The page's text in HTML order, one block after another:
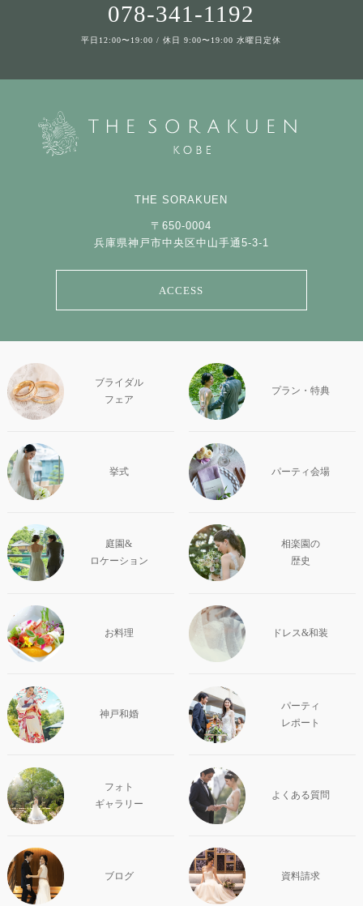
078-341-1192
平日12:00〜19:00 / 休日 9:00〜19:00 水曜日定休
THE SORAKUEN
〒650-0004
兵庫県神戸市中央区中山手通5-3-1
ACCESS
ブライダル
フェア
プラン・特典
挙式 パーティ会場
庭園&
ロケーション
相楽園の
歴史
お料理 ドレス&和装
神戸和婚
パーティ
レポート
フォト
ギャラリー
よくある質問
ブログ 資料請求